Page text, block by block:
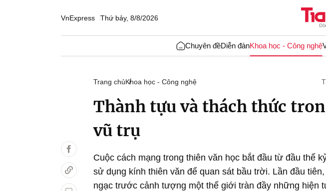
VnExpress Thứ bảy, 8/8/2026
Chuyên đềDiễn đànKhoa học - Công nghệ
Trang chủKhoa học - Công nghệ
Thành tựu và thách thức
vũ trụ
Cuộc cách mạng trong thiên văn học bắt đầu từ đầu thế
sử dụng kính thiên văn để quan sát bầu trời. Lần đầu
ngạc trước cảnh tượng một thế giới tràn đầy những hiện